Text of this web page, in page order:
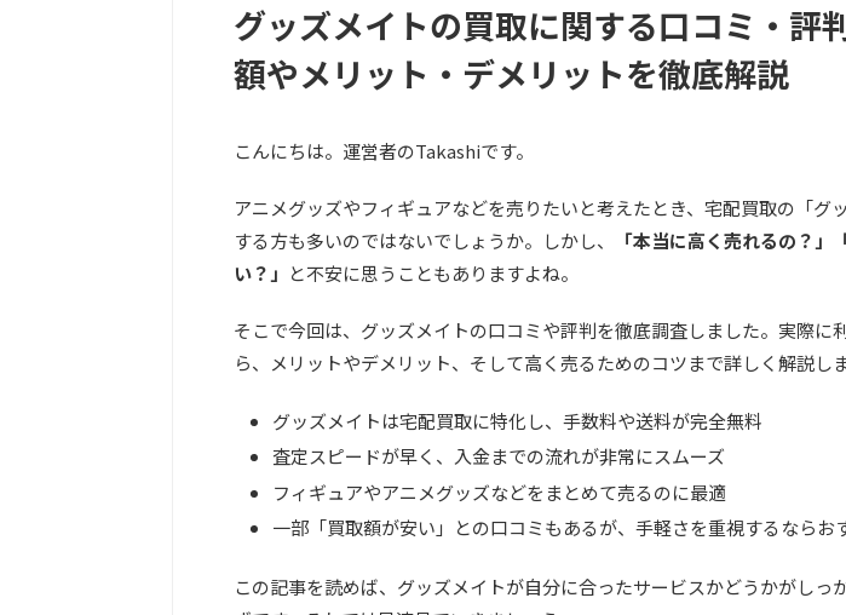
グッズメイトの買取に関する口コミ・評
額やメリット・デメリットを徹底解説
こんにちは。運営者のTakashiです。
アニメグッズやフィギュアなどを売りたいと考えたとき、宅配買取の「グ
する方も多いのではないでしょうか。しかし、
「本当に高く売れるの？」
い？」 と不安に思うこともありますよね。
そこで今回は、グッズメイトの口コミや評判を徹底調査しました。実際に
ら、メリットやデメリット、そして高く売るためのコツまで詳しく解説しま
グッズメイトは宅配買取に特化し、手数料や送料が完全無料
査定スピードが早く、入金までの流れが非常にスムーズ
フィギュアやアニメグッズなどをまとめて売るのに最適
一部「買取額が安い」との口コミもあるが、手軽さを重視するならお
この記事を読めば、グッズメイトが自分に合ったサービスかどうかがしっ